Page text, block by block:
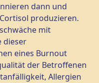
dann und
produzieren.
mit
dieser
eines Burnout
der Betroffenen
Allergien